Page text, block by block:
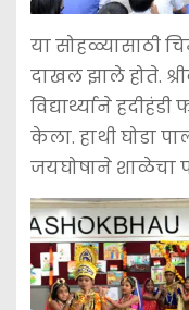
या सोहळ्यासाठी
दाखल झाले होते.
विद्यार्थ्याने
केला. हाथी घोडा
जयघोषाने शाळेचा